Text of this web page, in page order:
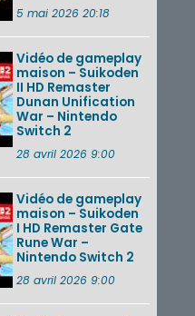
5 mai 2026 20:18
Vidéo de gameplay
maison – Suikoden
II HD Remaster
Dunan Unification
War – Nintendo
Switch 2
28 avril 2026 9:00
Vidéo de gameplay
maison – Suikoden
I HD Remaster Gate
Rune War –
Nintendo Switch 2
28 avril 2026 9:00